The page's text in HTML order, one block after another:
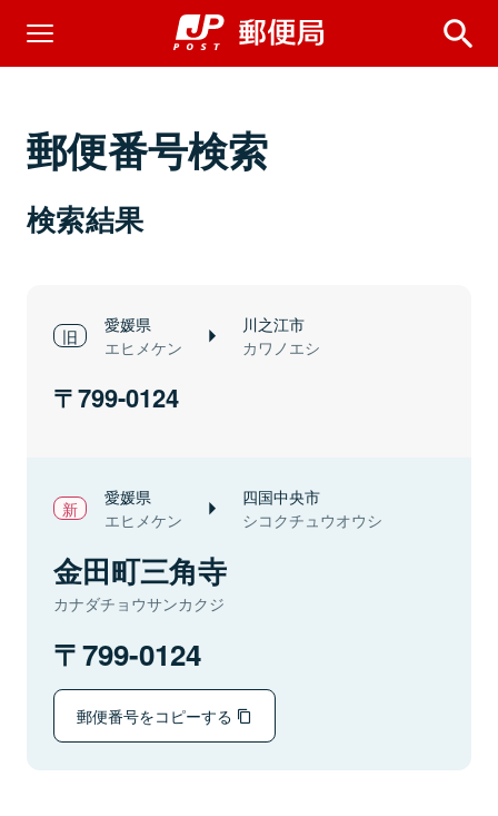
郵便番号検索
検索結果
愛媛県
エヒメケン
川之江市
カワノエシ
799-0124
愛媛県
エヒメケン
四国中央市
シコクチュウオウシ
金田町三角寺
カナダチョウサンカクジ
799-0124
郵便番号をコピーする